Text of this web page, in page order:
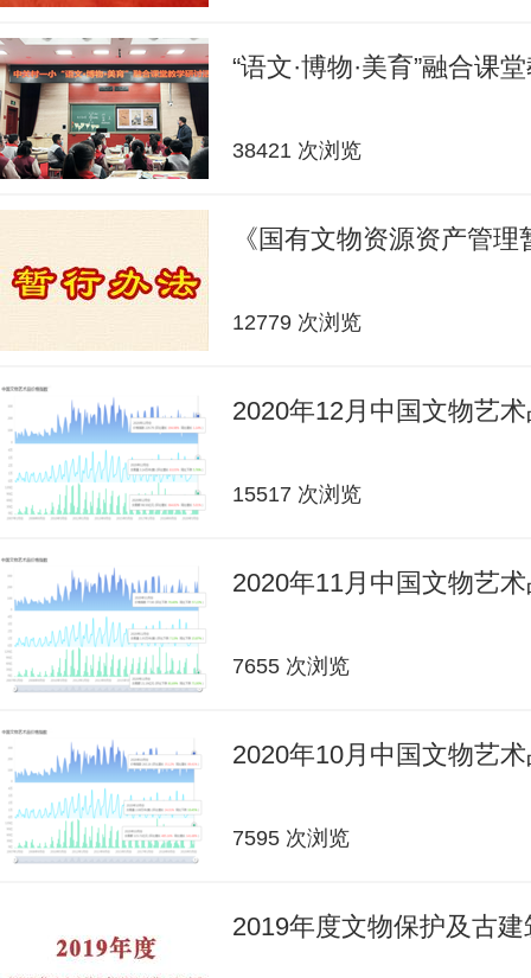
“语文·博物·美育”融合课
38421 次浏览
《国有文物资源资产管
12779 次浏览
2020年12月中国文物艺
15517 次浏览
2020年11月中国文物艺
7655 次浏览
2020年10月中国文物艺
7595 次浏览
2019年度文物保护及古